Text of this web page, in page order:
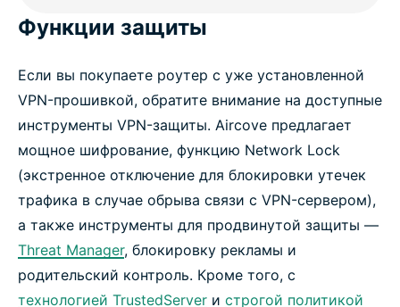
Функции защиты
Если вы покупаете роутер с уже установленной
VPN-прошивкой, обратите внимание на доступные
инструменты VPN-защиты. Aircove предлагает
мощное шифрование, функцию Network Lock
(экстренное отключение для блокировки утечек
трафика в случае обрыва связи с VPN-сервером),
а также инструменты для продвинутой защиты —
Threat Manager, блокировку рекламы и
родительский контроль. Кроме того, с
технологией TrustedServer и строгой политикой